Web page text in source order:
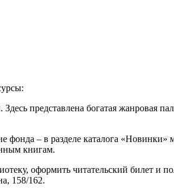
представлена богатая жанровая
– в разделе каталога
книгам.
оформить читательский билет и
158/162.